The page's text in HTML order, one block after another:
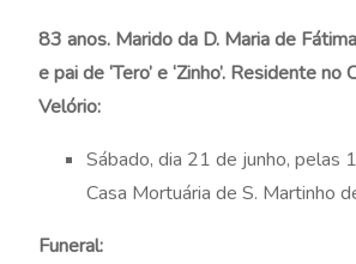
83 anos. Marido da D. Maria de
e pai de ‘Tero’ e ‘Zinho’. Residente no
Velório:
Sábado, dia 21 de junho, pelas
Casa Mortuária de S. Martinho
Funeral: